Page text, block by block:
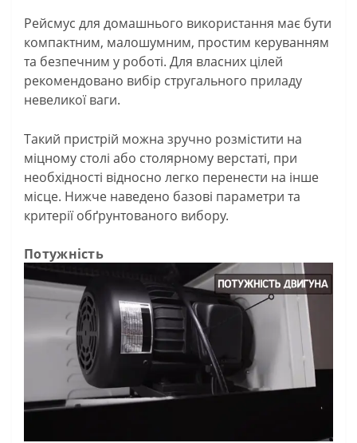
Рейсмус для домашнього використання має бути
компактним, малошумним, простим керуванням
та безпечним у роботі. Для власних цілей
рекомендовано вибір стругального приладу
невеликої ваги.
Такий пристрій можна зручно розмістити на
міцному столі або столярному верстаті, при
необхідності відносно легко перенести на інше
місце. Нижче наведено базові параметри та
критерії обґрунтованого вибору.
Потужність